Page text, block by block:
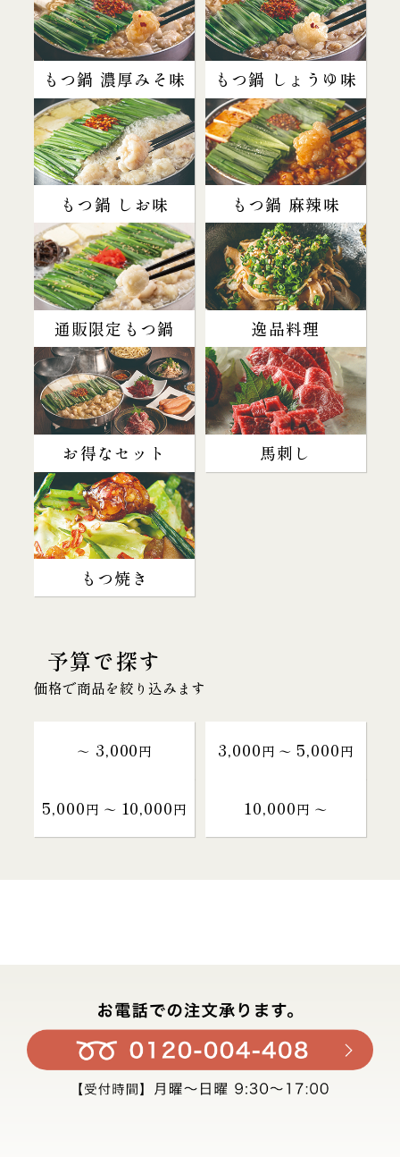
もつ鍋 濃厚みそ味 もつ鍋 しょうゆ味
もつ鍋 しお味 もつ鍋 麻辣味
通販限定もつ鍋 逸品料理
お得なセット 馬刺し
もつ焼き
予算で探す
価格で商品を絞り込みます
～ 3,000円 3,000円 〜 5,000円
5,000円 〜 10,000円 10,000円 〜